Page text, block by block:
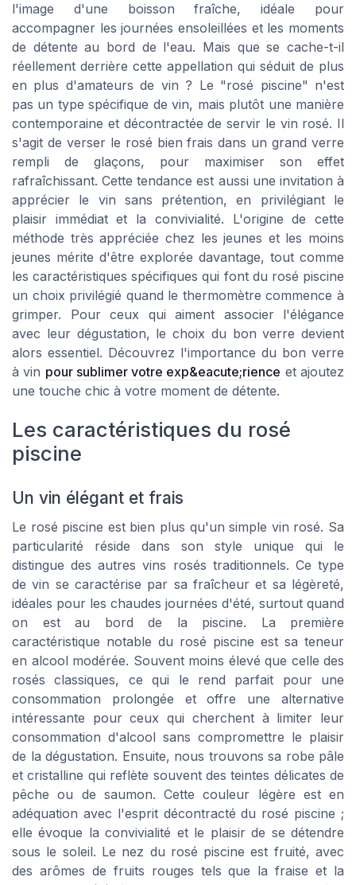
l'image d'une boisson fraîche, idéale pour
accompagner les journées ensoleillées et les moments
de détente au bord de l'eau. Mais que se cache-t-il
réellement derrière cette appellation qui séduit de plus
en plus d'amateurs de vin ? Le "rosé piscine" n'est
pas un type spécifique de vin, mais plutôt une manière
contemporaine et décontractée de servir le vin rosé. Il
s'agit de verser le rosé bien frais dans un grand verre
rempli de glaçons, pour maximiser son effet
rafraîchissant. Cette tendance est aussi une invitation à
apprécier le vin sans prétention, en privilégiant le
plaisir immédiat et la convivialité. L'origine de cette
méthode très appréciée chez les jeunes et les moins
jeunes mérite d'être explorée davantage, tout comme
les caractéristiques spécifiques qui font du rosé piscine
un choix privilégié quand le thermomètre commence à
grimper. Pour ceux qui aiment associer l'élégance
avec leur dégustation, le choix du bon verre devient
alors essentiel. Découvrez l'importance du bon verre
à vin pour sublimer votre exp&eacute;rience et ajoutez
une touche chic à votre moment de détente.
Les caractéristiques du rosé
piscine
Un vin élégant et frais
Le rosé piscine est bien plus qu'un simple vin rosé. Sa
particularité réside dans son style unique qui le
distingue des autres vins rosés traditionnels. Ce type
de vin se caractérise par sa fraîcheur et sa légèreté,
idéales pour les chaudes journées d'été, surtout quand
on est au bord de la piscine. La première
caractéristique notable du rosé piscine est sa teneur
en alcool modérée. Souvent moins élevé que celle des
rosés classiques, ce qui le rend parfait pour une
consommation prolongée et offre une alternative
intéressante pour ceux qui cherchent à limiter leur
consommation d'alcool sans compromettre le plaisir
de la dégustation. Ensuite, nous trouvons sa robe pâle
et cristalline qui reflète souvent des teintes délicates de
pêche ou de saumon. Cette couleur légère est en
adéquation avec l'esprit décontracté du rosé piscine ;
elle évoque la convivialité et le plaisir de se détendre
sous le soleil. Le nez du rosé piscine est fruité, avec
des arômes de fruits rouges tels que la fraise et la